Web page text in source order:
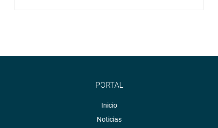
PORTAL
Inicio
Noticias